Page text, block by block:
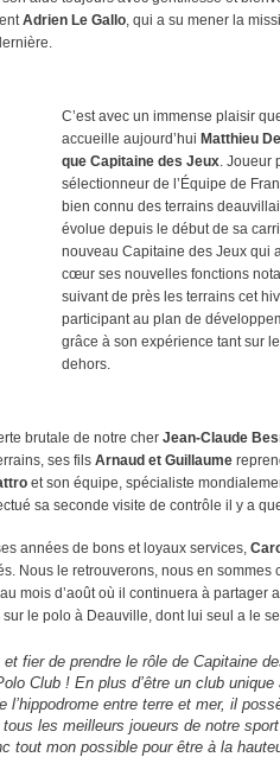
Adrien Le Gallo , qui a su mener la
C’est avec un immense plaisir
accueille aujourd’hui Matthieu
que Capitaine des Jeux . Joueur
sélectionneur de l’Équipe de
bien connu des terrains
évolue depuis le début de sa
nouveau Capitaine des Jeux qui
cœur ses nouvelles fonctions
suivant de près les terrains cet
participant au plan de
grâce à son expérience tant sur
dehors.
brutale de notre cher Jean-Claude
ses fils Arnaud et Guillaume
et son équipe, spécialiste
sa seconde visite de contrôle il y a
années de bons et loyaux services,
Nous le retrouverons, nous en sommes
mois d’août où il continuera à partager
le polo à Deauville, dont lui seul a le
fier de prendre le rôle de Capitaine
Club ! En plus d’être un club unique
l’hippodrome entre terre et mer, il
les meilleurs joueurs de notre
tout mon possible pour être à la